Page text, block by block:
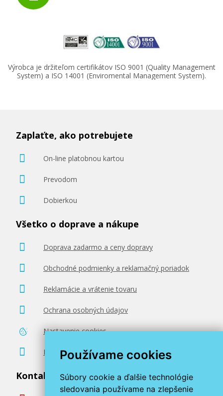
Používame cookies
Súbory cookie a ďalšie technológie
sledovania používame na zlepšenie
138,90 €
Pridať do košíka
Výrobca je držiteľom certifikátov ISO 9001 (Quality Management
System) a ISO 14001 (Enviromental Management System).
Zaplaťte, ako potrebujete
On-line platobnou kartou
Prevodom
Dobierkou
Všetko o doprave a nákupe
Doprava zadarmo a ceny dopravy
Obchodné podmienky a reklamačný poriadok
Reklamácie a vrátenie tovaru
Ochrana osobných údajov
Nastavenie cookies
Poradenstvo zadarmo
Kontaktujte nás